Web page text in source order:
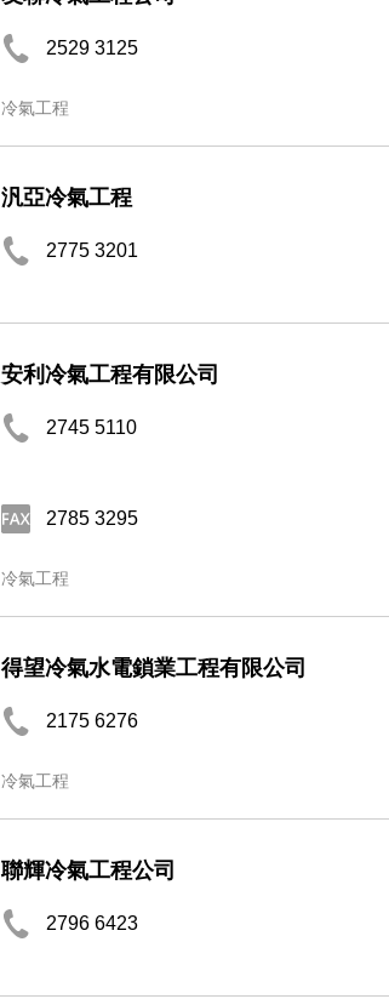
2529 3125
冷氣工程
汎亞冷氣工程
2775 3201
安利冷氣工程有限公司
2745 5110
2785 3295
冷氣工程
得望冷氣水電鎖業工程有限公司
2175 6276
冷氣工程
聯輝冷氣工程公司
2796 6423